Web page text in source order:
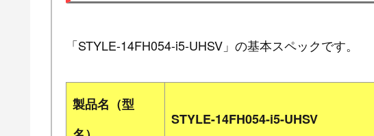
「STYLE-14FH054-i5-UHSV」の基本スペックです。
製品名（型
STYLE-14FH054-i5-UHSV